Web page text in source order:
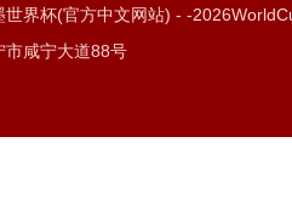
世界杯(官方中文网站) - -
市咸宁大道88号